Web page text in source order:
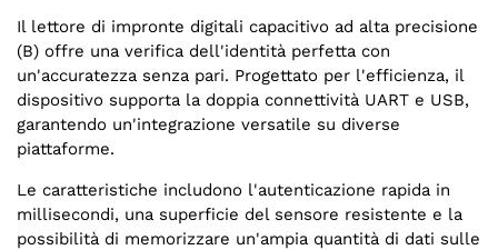
Il lettore di impronte digitali capacitivo ad alta precisione
(B) offre una verifica dell'identità perfetta con
un'accuratezza senza pari. Progettato per l'efficienza, il
dispositivo supporta la doppia connettività UART e USB,
garantendo un'integrazione versatile su diverse
piattaforme.
Le caratteristiche includono l'autenticazione rapida in
millisecondi, una superficie del sensore resistente e la
possibilità di memorizzare un'ampia quantità di dati sulle